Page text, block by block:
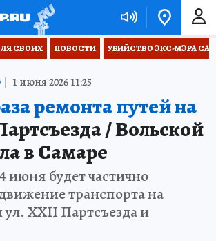
СВОИХ НОВОСТИ УБИЙСТВО ЭКС-МЭРА
1 июня 2026 11:25
ремонта путей на
/ Вольской
в Самаре
июня будет частично
транспорта на
ул. XXII Партсъезда и